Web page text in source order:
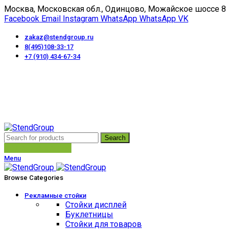
Москва, Московская обл., Одинцово, Можайское шоссе 8
Facebook Email Instagram WhatsApp WhatsApp VK
zakaz@stendgroup.ru
8(495)108-33-17
+7 (910) 434-67-34
Search
Menu
Browse Categories
Рекламные стойки
Стойки дисплей
Буклетницы
Стойки для товаров